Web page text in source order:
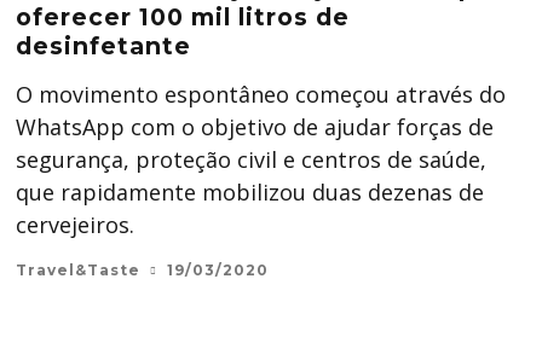
oferecer 100 mil litros de
desinfetante
O movimento espontâneo começou através do
WhatsApp com o objetivo de ajudar forças de
segurança, proteção civil e centros de saúde,
que rapidamente mobilizou duas dezenas de
cervejeiros.
Travel&Taste 19/03/2020